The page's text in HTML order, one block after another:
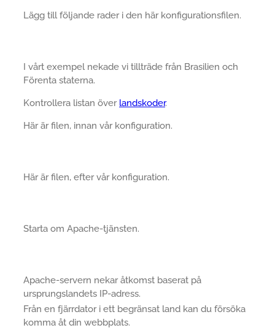
Lägg till följande rader i den här konfigurationsfilen.
I vårt exempel nekade vi tillträde från Brasilien och
Förenta staterna.
Kontrollera listan över landskoder.
Här är filen, innan vår konfiguration.
Här är filen, efter vår konfiguration.
Starta om Apache-tjänsten.
Apache-servern nekar åtkomst baserat på
ursprungslandets IP-adress.
Från en fjärrdator i ett begränsat land kan du försöka
komma åt din webbplats.